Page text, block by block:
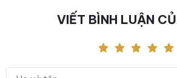
VIẾT BÌNH LUẬN